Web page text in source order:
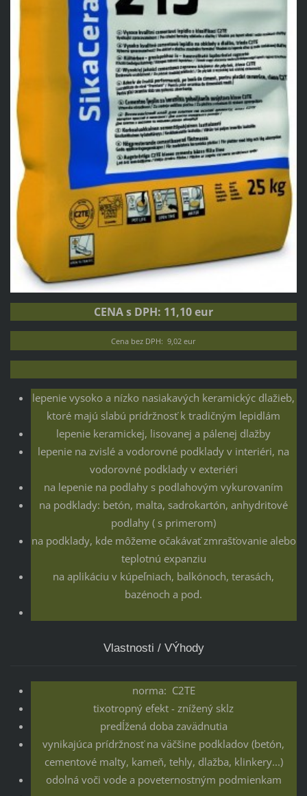
CENA s DPH: 11,10 eur
Cena bez DPH: 9,02 eur
lepenie vysoko a nízko nasiakavých keramickýc dlažieb,
ktoré majú slabú prídržnosť k tradičným lepidlám
lepenie keramickej, lisovanej a pálenej dlažby
lepenie na zvislé a vodorovné podklady v interiéri, na
vodorovné podklady v exteriéri
na lepenie na podlahy s podlahovým vykurovaním
na podklady: betón, malta, sadrokartón, anhydritové
podlahy ( s primerom)
na podklady, kde môžeme očakávať zmrašťovanie alebo
teplotnú expanziu
na aplikáciu v kúpeľniach, balkónoch, terasách,
bazénoch a pod.
Vlastnosti / VÝhody
norma: C2TE
tixotropný efekt - znížený sklz
predĺžená doba zavädnutia
vynikajúca prídržnosť na väčšine podkladov (betón,
cementové malty, kameň, tehly, dlažba, klinkery...)
odolná voči vode a poveternostným podmienkam